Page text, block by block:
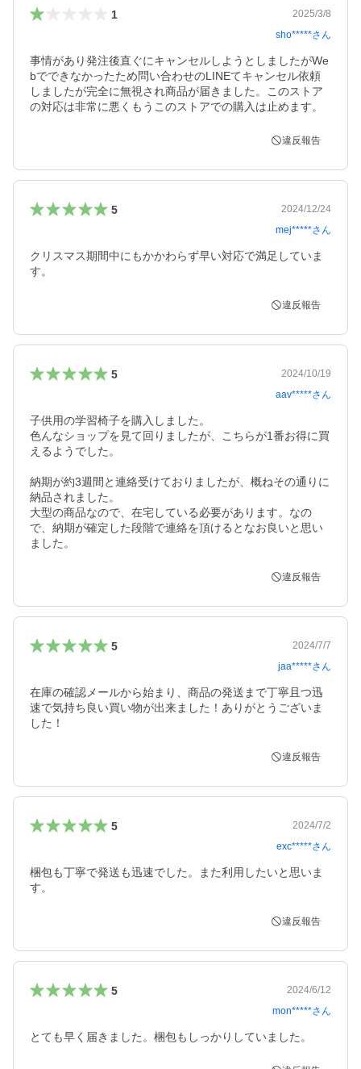
1
2025/3/8
sho*****さん
事情があり発注後直ぐにキャンセルしようとしましたがWe
bでできなかったため問い合わせのLINEてキャンセル依頼
しましたが完全に無視され商品が届きました。このストア
の対応は非常に悪くもうこのストアでの購入は止めます。
違反報告
5
2024/12/24
mej*****さん
クリスマス期間中にもかかわらず早い対応で満足していま
す。
違反報告
5
2024/10/19
aav*****さん
子供用の学習椅子を購入しました。
色んなショップを見て回りましたが、こちらが1番お得に買
えるようでした。
納期が約3週間と連絡受けておりましたが、概ねその通りに
納品されました。
大型の商品なので、在宅している必要があります。なの
で、納期が確定した段階で連絡を頂けるとなお良いと思い
ました。
違反報告
5
2024/7/7
jaa*****さん
在庫の確認メールから始まり、商品の発送まで丁寧且つ迅
速で気持ち良い買い物が出来ました！ありがとうございま
した！
違反報告
5
2024/7/2
exc*****さん
梱包も丁寧で発送も迅速でした。また利用したいと思いま
す。
違反報告
5
2024/6/12
mon*****さん
とても早く届きました。梱包もしっかりしていました。